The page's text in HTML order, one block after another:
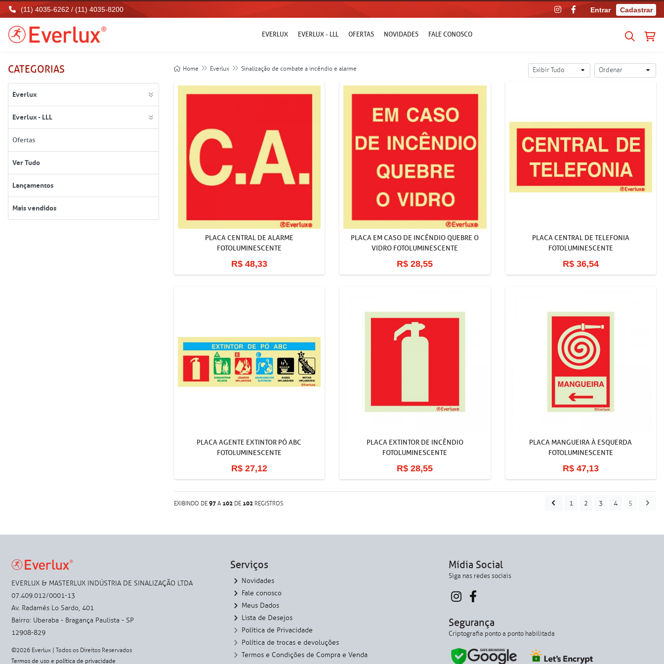
(11) 4035-6262 / (11) 4035-8200 Entrar Cadastrar
EVERLUX EVERLUX - LLL OFERTAS NOVIDADES FALE CONOSCO
CATEGORIAS
Everlux
Everlux - LLL
Ofertas
Ver Tudo
Lançamentos
Mais vendidos
Home Everlux Sinalização de combate a incêndio e alarme
PLACA CENTRAL DE ALARME
FOTOLUMINESCENTE
R$ 48,33
PLACA EM CASO DE INCÊNDIO QUEBRE O
VIDRO FOTOLUMINESCENTE
R$ 28,55
PLACA CENTRAL DE TELEFONIA
FOTOLUMINESCENTE
R$ 36,54
PLACA AGENTE EXTINTOR PÓ ABC
FOTOLUMINESCENTE
R$ 27,12
PLACA EXTINTOR DE INCÊNDIO
FOTOLUMINESCENTE
R$ 28,55
PLACA MANGUEIRA À ESQUERDA
FOTOLUMINESCENTE
R$ 47,13
EXIBINDO DE 97A 102DE 102REGISTROS 1 2 3 4 5
EVERLUX & MASTERLUX INDÚSTRIA DE SINALIZAÇÃO LTDA
07.409.012/0001-13
Av. Radamés Lo Sardo, 401
Bairro: Uberaba - Bragança Paulista - SP
12908-829
©2026 Everlux | Todos os Direitos Reservados
Termos de uso e política de privacidade
Serviços
Novidades
Fale conosco
Meus Dados
Lista de Desejos
Política de Privacidade
Política de trocas e devoluções
Termos e Condições de Compra e Venda
Mídia Social
Siga nas redes sociais
Segurança
Criptografia ponto a ponto habilitada